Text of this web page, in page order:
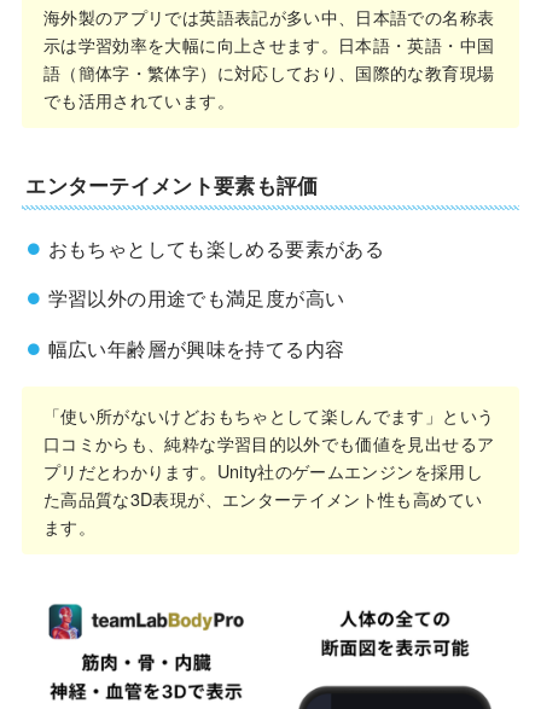
海外製のアプリでは英語表記が多い中、日本語での名称表
示は学習効率を大幅に向上させます。日本語・英語・中国
語（簡体字・繁体字）に対応しており、国際的な教育現場
でも活用されています。
エンターテイメント要素も評価
おもちゃとしても楽しめる要素がある
学習以外の用途でも満足度が高い
幅広い年齢層が興味を持てる内容
「使い所がないけどおもちゃとして楽しんでます」という
口コミからも、純粋な学習目的以外でも価値を見出せるア
プリだとわかります。Unity社のゲームエンジンを採用し
た高品質な3D表現が、エンターテイメント性も高めてい
ます。